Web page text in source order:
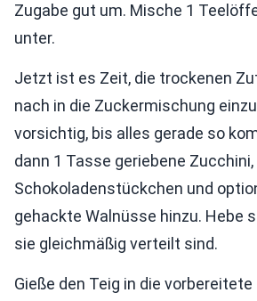
Zugabe gut um. Mische 1
unter.
Jetzt ist es Zeit, die trockenen
nach in die Zuckermischung
vorsichtig, bis alles gerade so
dann 1 Tasse geriebene
Schokoladenstückchen und
gehackte Walnüsse hinzu. Hebe
sie gleichmäßig verteilt sind.
Gieße den Teig in die